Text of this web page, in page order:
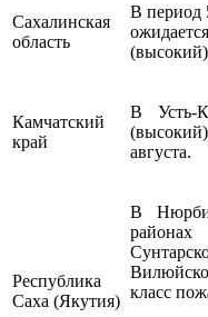
Сахалинская
область
В период
Камчатский
край
В Усть-
августа.
Республика
Саха (Якутия)
В
класс